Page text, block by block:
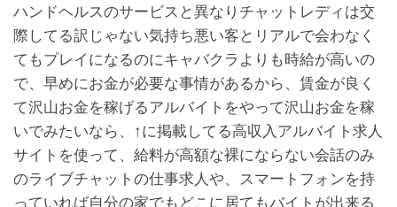
ハンドヘルスのサービスと異なりチャットレディは交
際してる訳じゃない気持ち悪い客とリアルで会わなく
てもプレイになるのにキャバクラよりも時給が高いの
で、早めにお金が必要な事情があるから、賃金が良く
て沢山お金を稼げるアルバイトをやって沢山お金を稼
いでみたいなら、↑に掲載してる高収入アルバイト求人
サイトを使って、給料が高額な裸にならない会話のみ
のライブチャットの仕事求人や、スマートフォンを持
っていれば自分の家でもどこに居てもバイトが出来る